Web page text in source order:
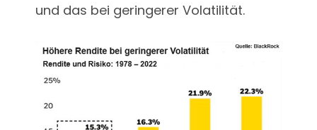
und das bei geringerer Volatilität.